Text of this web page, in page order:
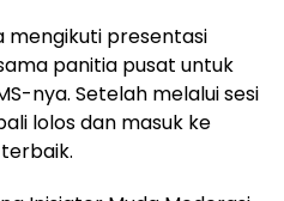
mengikuti presentasi
panitia pusat untuk
nya. Setelah melalui sesi
lolos dan masuk ke